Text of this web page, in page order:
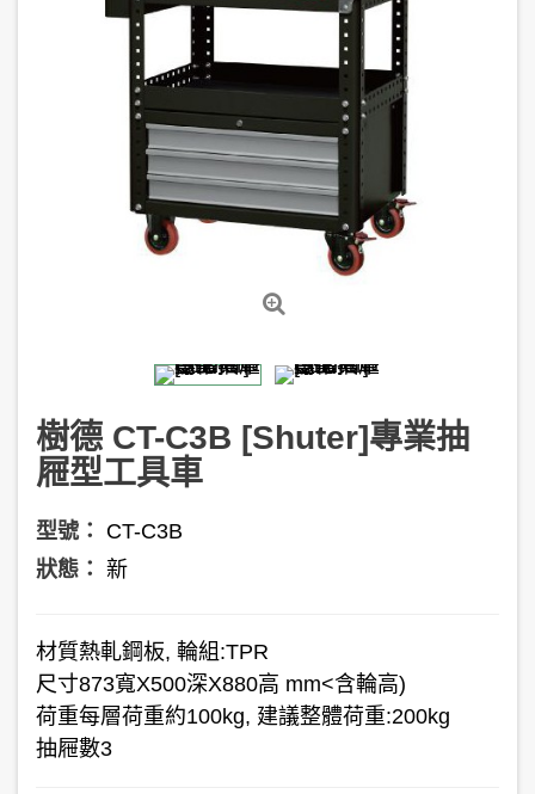
樹德 CT-C3B [Shuter]專業抽
屜型工具車
型號：
CT-C3B
狀態： 新
材質熱軋鋼板, 輪組:TPR
尺寸873寬X500深X880高 mm<含輪高)
荷重每層荷重約100kg, 建議整體荷重:200kg
抽屜數3